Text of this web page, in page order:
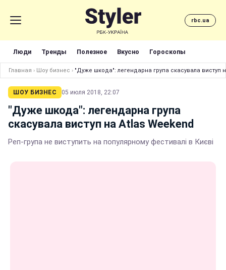
rbc.ua
Люди Тренды Полезное Вкусно Гороскопы
Главная › Шоу бизнес › "Дуже шкода": легендарна група скасувала виступ
ШОУ БИЗНЕС 05 июля 2018, 22:07
"Дуже шкода": легендарна група
скасувала виступ на Atlas Weekend
Реп-група не виступить на популярному фестивалі в Києві